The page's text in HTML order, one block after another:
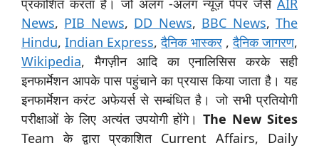
प्रकाशित करता है। जो अलग -अलग न्यूज़ पेपर जैसे AIR
News, PIB News, DD News, BBC News,The
Hindu,Indian Express,दैनिक भास्कर,दैनिक जागरण,
Wikipedia, मैगज़ीन आदि का एनालिसिस करके सही
इनफार्मेशन आपके पास पहुंचाने का प्रयास किया जाता है। यह
इनफार्मेशन करंट अफेयर्स से सम्बंधित है। जो सभी प्रतियोगी
परीक्षाओं के लिए अत्यंत उपयोगी होंगे।The New Sites
Team के द्वारा प्रकाशित Current Affairs, Daily